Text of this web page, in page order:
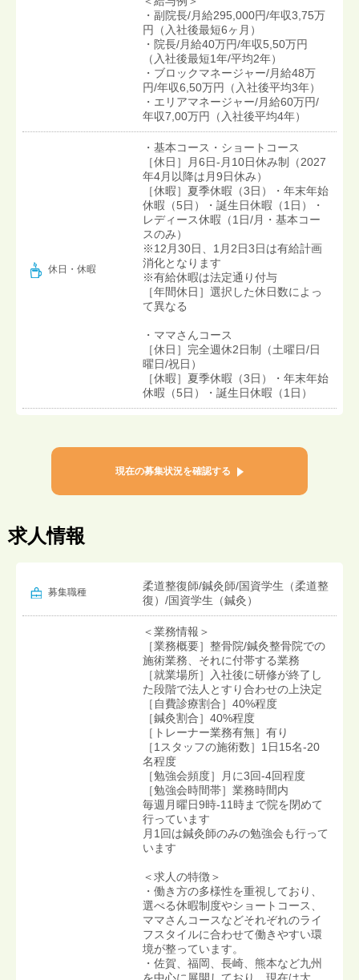
・副院長/月給295,000円/年収3,75万
円（入社後最短6ヶ月）
・院長/月給40万円/年収5,50万円
（入社後最短1年/平均2年）
・ブロックマネージャー/月給48万
円/年収6,50万円（入社後平均3年）
・エリアマネージャー/月給60万円/
年収7,00万円（入社後平均4年）
休日・休暇
・基本コース・ショートコース
［休日］月6日-月10日休み制（2027
年4月以降は月9日休み）
［休暇］夏季休暇（3日）・年末年始
休暇（5日）・誕生日休暇（1日）・
レディース休暇（1日/月・基本コー
スのみ）
※12月30日、1月2日3日は有給計画
消化となります
※有給休暇は法定通り付与
［年間休日］選択した休日数によっ
て異なる
・ママさんコース
［休日］完全週休2日制（土曜日/日
曜日/祝日）
［休暇］夏季休暇（3日）・年末年始
休暇（5日）・誕生日休暇（1日）
現在の募集状況を確認する
求人情報
募集職種
柔道整復師/鍼灸師/国資学生（柔道整
復）/国資学生（鍼灸）
＜業務情報＞
［業務概要］整骨院/鍼灸整骨院での
施術業務、それに付帯する業務
［就業場所］入社後に研修が終了し
た段階で法人とすり合わせの上決定
［自費診療割合］40%程度
［鍼灸割合］40%程度
［トレーナー業務有無］有り
［1スタッフの施術数］1日15名-20
名程度
［勉強会頻度］月に3回-4回程度
［勉強会時間帯］業務時間内
毎週月曜日9時-11時まで院を閉めて
行っています
月1回は鍼灸師のみの勉強会も行って
います
＜求人の特徴＞
・働き方の多様性を重視しており、
選べる休暇制度やショートコース、
ママさんコースなどそれぞれのライ
フスタイルに合わせて働きやすい環
境が整っています。
・佐賀、福岡、長崎、熊本など九州